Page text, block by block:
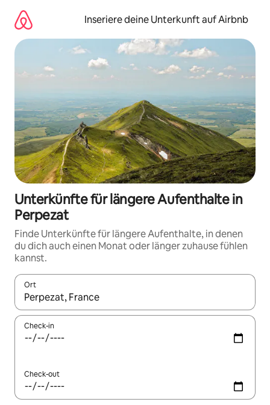
Inhalten
springen
Inseriere deine Unterkunft auf Airbnb
Unterkünfte für längere Aufenthalte in
Perpezat
Finde Unterkünfte für längere Aufenthalte, in denen
du dich auch einen Monat oder länger zuhause fühlen
kannst.
Ort
Wenn Ergebnisse verfügbar sind, navigiere mit den
Check-in
Check-out